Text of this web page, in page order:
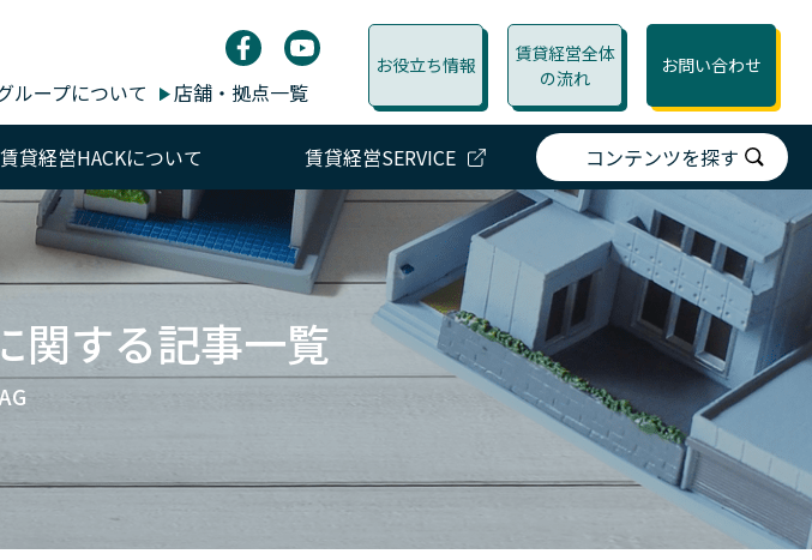
ループについて 店舗・拠点一覧
お役立ち情報
賃貸経営全体
の流れ
お問い合わせ
賃貸経営HACKについて 賃貸経営SERVICE コンテンツを探す
関する記事一覧